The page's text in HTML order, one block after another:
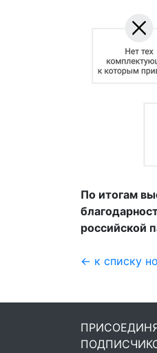
По итогам
российской
← к списку